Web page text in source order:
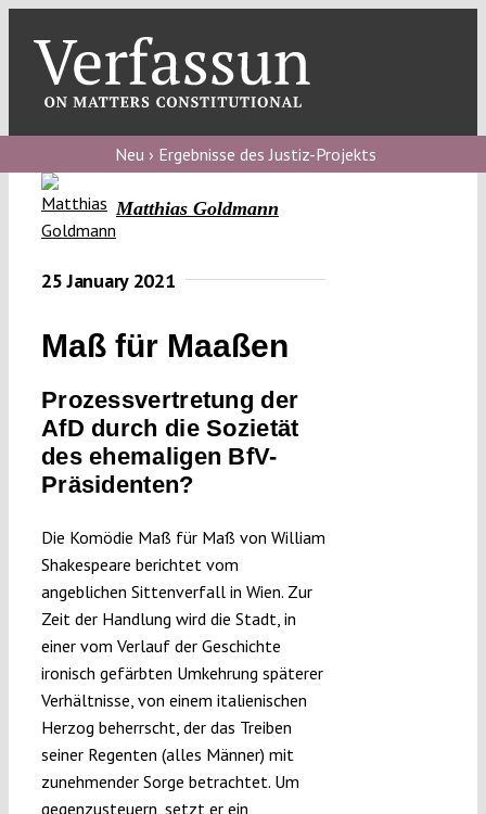
content
blog
Verfassungs
debate
Verfassungs
Verfassungs
About
Funding
Projects
Neu › Ergebnisse des Justiz-Projekts
Matthias Goldmann
25 January 2021
Maß für Maaßen
Prozessvertretung der
AfD durch die Sozietät
des ehemaligen BfV-
Präsidenten?
Die Komödie Maß für Maß von William
Shakespeare berichtet vom
angeblichen Sittenverfall in Wien. Zur
Zeit der Handlung wird die Stadt, in
einer vom Verlauf der Geschichte
ironisch gefärbten Umkehrung späterer
Verhältnisse, von einem italienischen
Herzog beherrscht, der das Treiben
seiner Regenten (alles Männer) mit
zunehmender Sorge betrachtet. Um
gegenzusteuern, setzt er ein